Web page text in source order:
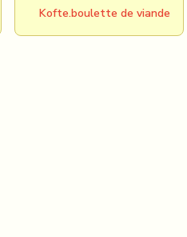
Kofte.boulette de viande